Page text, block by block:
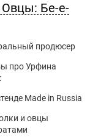
Бе-е-
продюсер
про Урфина
Made in Russia
и овцы